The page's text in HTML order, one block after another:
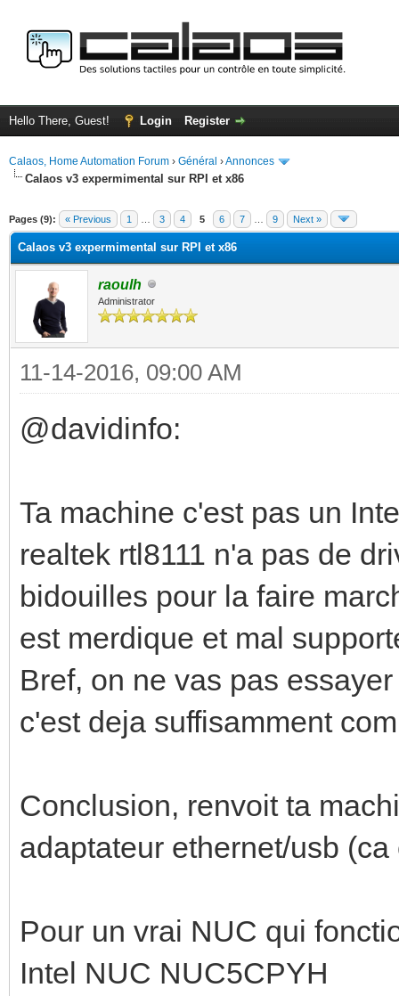
Hello There, Guest! Login Register
Calaos, Home Automation Forum › Général ›Annonces
Calaos v3 expermimental sur RPI et x86
Pages (9): « Previous 1 3 4 5 6 7 9 Next »
Calaos v3 expermimental sur RPI et x86
raoulh
Administrator
11-14-2016, 09:00 AM
@davidinfo:
Ta machine c'est pas un
realtek rtl8111 n'a pas de
bidouilles pour la faire
est merdique et mal
Bref, on ne vas pas
c'est deja suffisamment
Conclusion, renvoit ta
adaptateur ethernet/usb
Pour un vrai NUC qui
Intel NUC NUC5CPYH